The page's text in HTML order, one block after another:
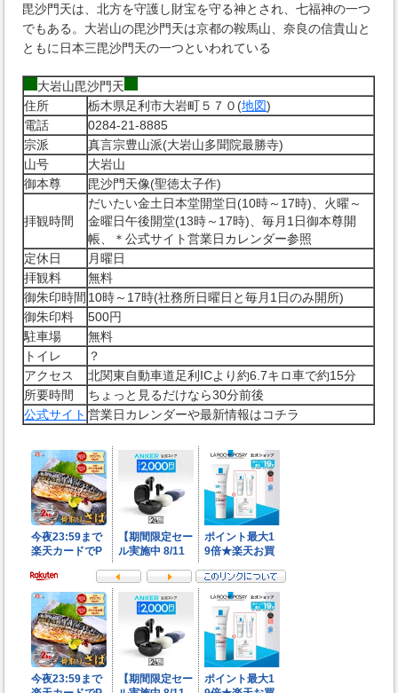
毘沙門天は、北方を守護し財宝を守る神とされ、七福神の一つ
でもある。大岩山の毘沙門天は京都の鞍馬山、奈良の信貴山と
ともに日本三毘沙門天の一つといわれている
大岩山毘沙門天
住所
栃木県足利市大岩町５７０(地図)
電話
0284-21-8885
宗派
真言宗豊山派(大岩山多聞院最勝寺)
山号
大岩山
御本尊
毘沙門天像(聖徳太子作)
拝観時間
だいたい金土日本堂開堂日(10時～17時)、火曜～
金曜日午後開堂(13時～17時)、毎月1日御本尊開
帳、＊公式サイト営業日カレンダー参照
定休日
月曜日
拝観料
無料
御朱印時間 10時～17時(社務所日曜日と毎月1日のみ開所)
御朱印料
500円
駐車場
無料
トイレ
？
アクセス
北関東自動車道足利ICより約6.7キロ車で約15分
所要時間
ちょっと見るだけなら30分前後
公式サイト 営業日カレンダーや最新情報はコチラ